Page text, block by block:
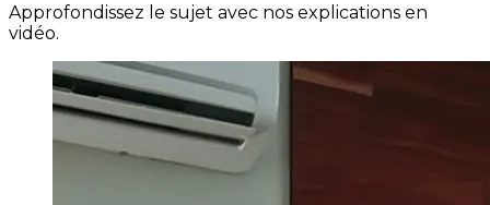
Approfondissez le sujet avec nos explications en
vidéo.